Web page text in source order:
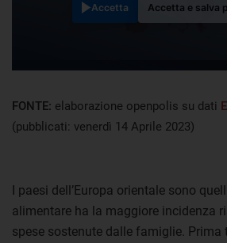
Accetta Accetta e salva
FONTE: elaborazione openpolis su dati
(pubblicati: venerdì 14 Aprile 2023)
I paesi dell’Europa orientale sono
alimentare ha la maggiore incidenza
spese sostenute dalle famiglie. Prima